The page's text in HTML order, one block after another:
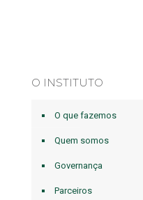
O INSTITUTO
O que fazemos
Quem somos
Governança
Parceiros